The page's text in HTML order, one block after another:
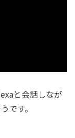
と会話しなが
です。